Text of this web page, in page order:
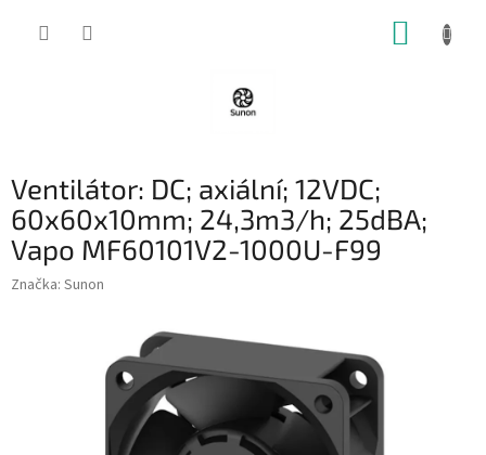
Ventilátor: DC; axiální; 12VDC;
60x60x10mm; 24,3m3/h; 25dBA;
Vapo MF60101V2-1000U-F99
Značka: Sunon